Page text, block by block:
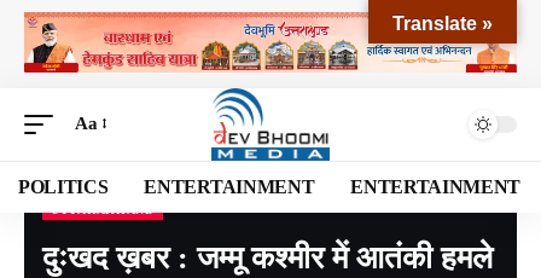
Aa
POLITICS ENTERTAINMENT ENTERTAINMENT
Devbhoomi Media>Blog >NATIONAL>UTTARAKHAND>दुःखद ख़बर : जम्मू कश्मीर में आतंकी हमले में उत्तराखंड के पांच जवान शहीद
दुःखद ख़बर : जम्मू कश्मीर में आतंकी हमले
Translate »